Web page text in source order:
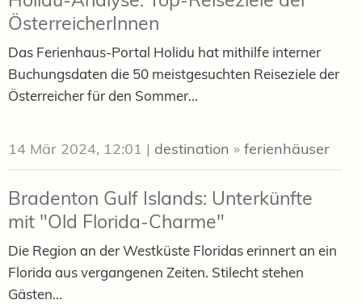
ÖsterreicherInnen
Das Ferienhaus-Portal Holidu hat mithilfe interner
Buchungsdaten die 50 meistgesuchten Reiseziele der
Österreicher für den Sommer...
14 Mär 2024, 12:01 | destination » ferienhäuser
Bradenton Gulf Islands: Unterkünfte
mit "Old Florida-Charme"
Die Region an der Westküste Floridas erinnert an ein
Florida aus vergangenen Zeiten. Stilecht stehen
Gästen...